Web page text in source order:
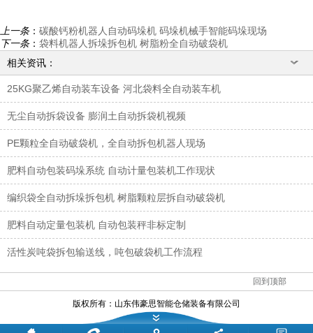
上一条： 碳酸钙粉机器人自动码垛机 码垛机械手智能码垛现场
下一条： 袋料机器人拆垛拆包机 树脂粉全自动破袋机
相关资讯：
25KG聚乙烯自动装车设备 河北袋料全自动装车机
无尘自动拆袋设备 膨润土自动拆袋机视频
PE颗粒全自动破袋机，全自动拆包机器人现场
肥料自动包装码垛系统 自动计量包装机工作现状
编织袋全自动拆垛拆包机 树脂颗粒层拆自动破袋机
肥料自动定量包装机 自动包装秤非标定制
活性炭吨袋拆包输送线，吨包破袋机工作流程
回到顶部
版权所有： 山东伟豪思智能仓储装备有限公司